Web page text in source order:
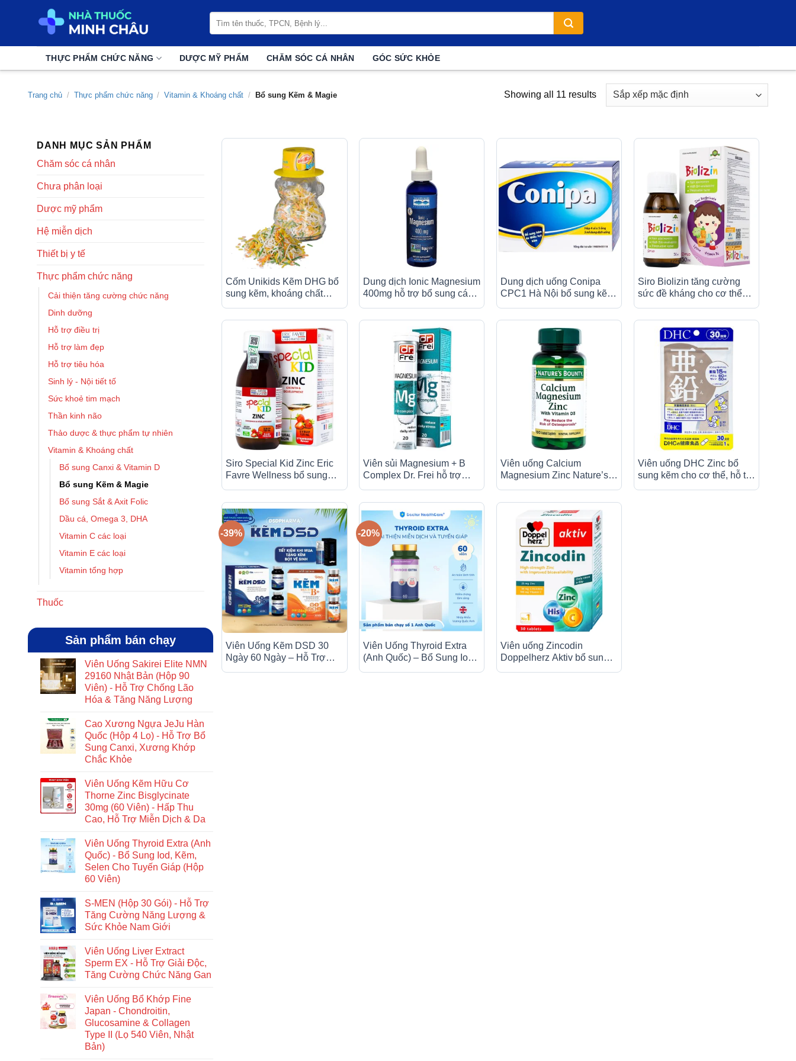
kiếm:
THỰC PHẨM CHỨC NĂNG DƯỢC MỸ PHẨM CHĂM SÓC CÁ NHÂN GÓC SỨC KHỎE
Trang chủ / Thực phẩm chức năng / Vitamin & Khoáng chất / Bổ sung Kẽm & Magie Showing all 11 results
DANH MỤC SẢN PHẨM
Chăm sóc cá nhân
Chưa phân loại
Dược mỹ phẩm
Hệ miễn dịch
Thiết bị y tế
Thực phẩm chức năng
Cải thiện tăng cường chức năng
Dinh dưỡng
Hỗ trợ điều trị
Hỗ trợ làm đẹp
Hỗ trợ tiêu hóa
Sinh lý - Nội tiết tố
Sức khoẻ tim mạch
Thần kinh não
Thảo dược & thực phẩm tự nhiên
Vitamin & Khoáng chất
Bổ sung Canxi & Vitamin D
Bổ sung Kẽm & Magie
Bổ sung Sắt & Axit Folic
Dầu cá, Omega 3, DHA
Vitamin C các loại
Vitamin E các loại
Vitamin tổng hợp
Thuốc
Sản phẩm bán chạy
Viên Uống Sakirei Elite NMN
29160 Nhật Bản (Hộp 90
Viên) - Hỗ Trợ Chống Lão
Hóa & Tăng Năng Lượng
Cao Xương Ngựa JeJu Hàn
Quốc (Hộp 4 Lọ) - Hỗ Trợ Bổ
Sung Canxi, Xương Khớp
Chắc Khỏe
Viên Uống Kẽm Hữu Cơ
Thorne Zinc Bisglycinate
30mg (60 Viên) - Hấp Thu
Cao, Hỗ Trợ Miễn Dịch & Da
Viên Uống Thyroid Extra (Anh
Quốc) - Bổ Sung Iod, Kẽm,
Selen Cho Tuyến Giáp (Hộp
60 Viên)
S-MEN (Hộp 30 Gói) - Hỗ Trợ
Tăng Cường Năng Lượng &
Sức Khỏe Nam Giới
Viên Uống Liver Extract
Sperm EX - Hỗ Trợ Giải Độc,
Tăng Cường Chức Năng Gan
Viên Uống Bổ Khớp Fine
Japan - Chondroitin,
Glucosamine & Collagen
Type II (Lọ 540 Viên, Nhật
Bản)
Cốm Unikids Kẽm DHG bổ
sung kẽm, khoáng chất
Dung dịch Ionic Magnesium
400mg hỗ trợ bổ sung các
Dung dịch uống Conipa
CPC1 Hà Nội bổ sung kẽm,
Siro Biolizin tăng cường
sức đề kháng cho cơ thể
Siro Special Kid Zinc Eric
Favre Wellness bổ sung
kẽm, hỗ trợ tăng sức đề
Viên sủi Magnesium + B
Complex Dr. Frei hỗ trợ
giảm căng thẳng (20 viên)
Viên uống Calcium
Magnesium Zinc Nature’s
Bounty hỗ trợ duy trì sức
Viên uống DHC Zinc bổ
sung kẽm cho cơ thể, hỗ trợ
duy trì sức khỏe (30 viên)
-39%
Viên Uống Kẽm DSD 30
Ngày 60 Ngày – Hỗ Trợ
-20%
Viên Uống Thyroid Extra
(Anh Quốc) – Bổ Sung Iod,
Viên uống Zincodin
Doppelherz Aktiv bổ sung